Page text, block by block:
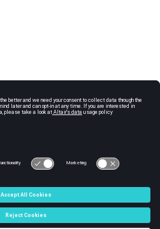
Inc. All Rights Reserved.
Notice|Technical Support|Cookie
Consent
☼